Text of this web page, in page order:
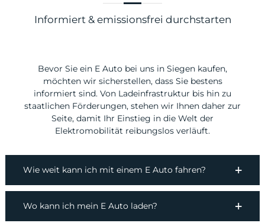
Informiert & emissionsfrei durchstarten
Bevor Sie ein E Auto bei uns in Siegen kaufen,
möchten wir sicherstellen, dass Sie bestens
informiert sind. Von Ladeinfrastruktur bis hin zu
staatlichen Förderungen, stehen wir Ihnen daher zur
Seite, damit Ihr Einstieg in die Welt der
Elektromobilität reibungslos verläuft.
Wie weit kann ich mit einem E Auto fahren?
Wo kann ich mein E Auto laden?